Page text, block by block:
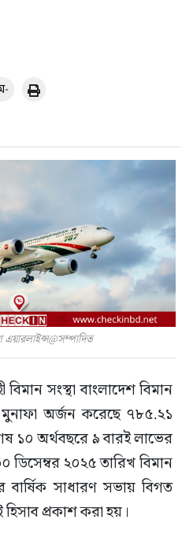
এয়ারলাইন্স@সম্পাদিত
সংস্থা বাংলাদেশ বিমান
অর্জন করেছে ৭৮৫.২১
১০ অর্থবছরে ৯ বারই লাভের
২০২৫ তারিখ বিমান
বার্ষিক সাধারণ সভায় বিগত
প্রকাশ করা হয়।